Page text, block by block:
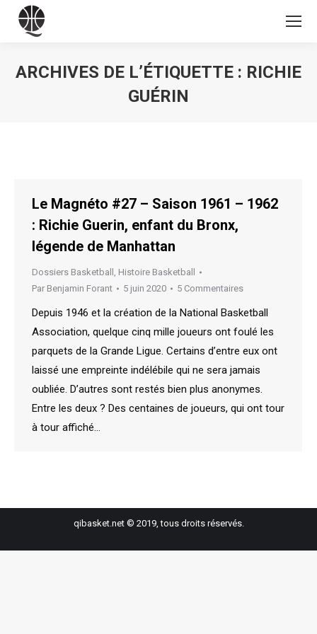
ARCHIVES DE L’ÉTIQUETTE : RICHIE
GUÉRIN
Le Magnéto #27 – Saison 1961 – 1962
: Richie Guerin, enfant du Bronx,
légende de Manhattan
Dossiers Basketball , Histoire Basketball
Par Benjamin Forant 5 juin 2020 5 Commentaires
Depuis 1946 et la création de la National Basketball
Association, quelque cinq mille joueurs ont foulé les
parquets de la Grande Ligue. Certains d’entre eux ont
laissé une empreinte indélébile qui ne sera jamais
oubliée. D’autres sont restés bien plus anonymes.
Entre les deux ? Des centaines de joueurs, qui ont tour
à tour affiché…
qibasket.net © 2019, tous droits réservés.